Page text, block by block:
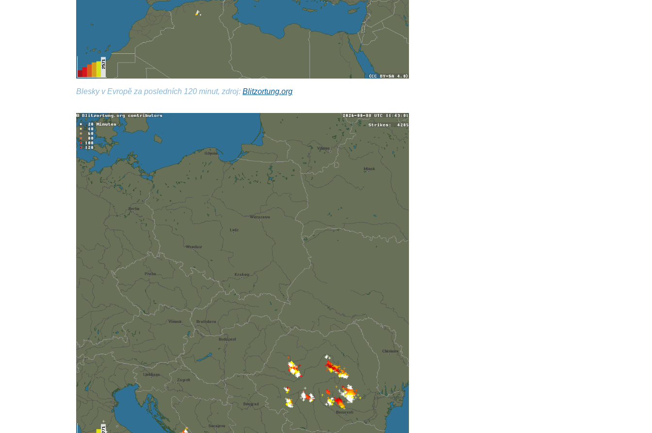
Blesky v Evropě za posledních 120 minut, zdroj:Blitzortung.org